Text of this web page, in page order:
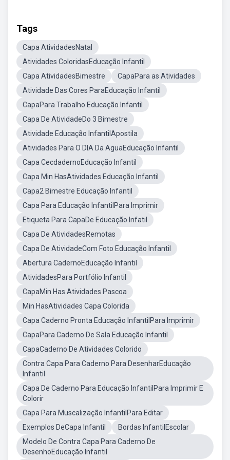
Tags
Capa AtividadesNatal
Atividades ColoridasEducação Infantil
Capa AtividadesBimestre
CapaPara as Atividades
Atividade Das Cores ParaEducação Infantil
CapaPara Trabalho Educação Infantil
Capa De AtividadeDo 3 Bimestre
Atividade Educação InfantilApostila
Atividades Para O DIA Da AguaEducação Infantil
Capa CecdadernoEducação Infantil
Capa Min HasAtividades Educação Infantil
Capa2 Bimestre Educação Infantil
Capa Para Educação InfantilPara Imprimir
Etiqueta Para CapaDe Educação Infatil
Capa De AtividadesRemotas
Capa De AtividadeCom Foto Educação Infantil
Abertura CadernoEducação Infantil
AtividadesPara Portfólio Infantil
CapaMin Has Atividades Pascoa
Min HasAtividades Capa Colorida
Capa Caderno Pronta Educação InfantilPara Imprimir
CapaPara Caderno De Sala Educação Infantil
CapaCaderno De Atividades Colorido
Contra Capa Para Caderno Para DesenharEducação
Infantil
Capa De Caderno Para Educação InfantilPara Imprimir E
Colorir
Capa Para Muscalização InfantilPara Editar
Exemplos DeCapa Infantil
Bordas InfantilEscolar
Modelo De Contra Capa Para Caderno De
DesenhoEducação Infantil